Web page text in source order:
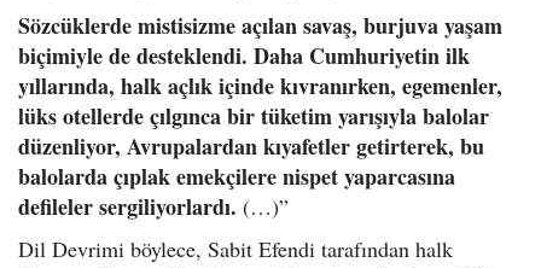
Sözcüklerde mistisizme açılan savaş, burjuva yaşam
biçimiyle de desteklendi. Daha Cumhuriyetin ilk
yıllarında, halk açlık içinde kıvranırken, egemenler,
lüks otellerde çılgınca bir tüketim yarışıyla balolar
düzenliyor, Avrupalardan kıyafetler getirterek, bu
balolarda çıplak emekçilere nispet yaparcasına
defileler sergiliyorlardı. (…)”
Dil Devrimi böylece, Sabit Efendi tarafından halk